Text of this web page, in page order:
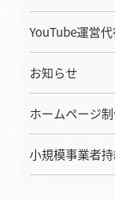
YouTube運営
お知らせ
ホームページ
小規模事業者